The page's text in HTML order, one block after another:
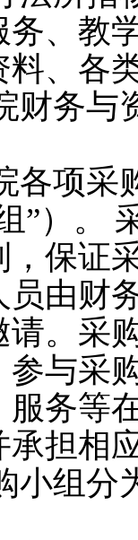
务、教
料、各
财务与
各项采
”）。
，保证
员由财
请。采
参与采
服务等
承担相
小组分